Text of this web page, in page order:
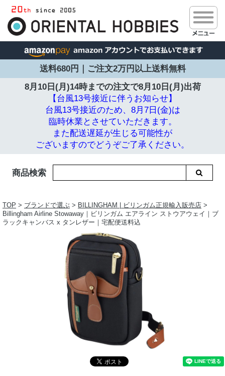
送料680円｜ご注文2万円以上送料無料
8月10日(月)14時までの注文で8月10日(月)出荷
【台風13号接近に伴うお知らせ】
台風13号接近のため、8月7日(金)は
臨時休業とさせていただきます。
また配送遅延が生じる可能性が
ございますのでどうぞご了承ください。
商品検索
TOP > ブランドで選ぶ > BILLINGHAM | ビリンガム正規輸入販売店 >
Billingham Airline Stowaway｜ビリンガム エアライン ストウアウェイ｜ブ
ラックキャンバス x タンレザー｜宅配便送料込